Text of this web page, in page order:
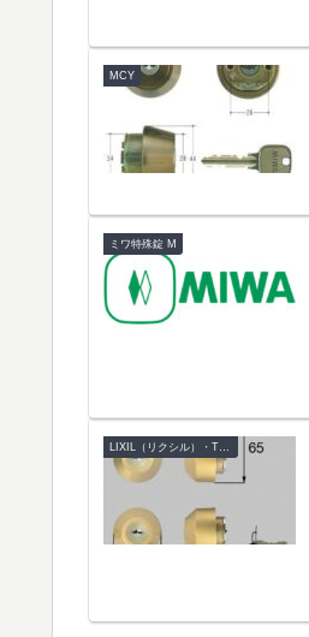
MCY
ミワ特殊錠 M
LIXIL（リクシル）・TOSTEM（トステム）